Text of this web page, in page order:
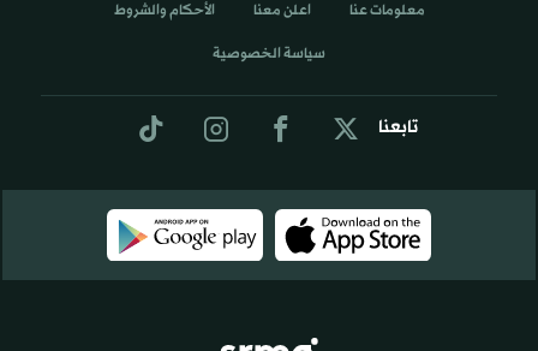
تابعنا
معلومات عنا اعلن معنا الأحكام والشروط
سياسة الخصوصية